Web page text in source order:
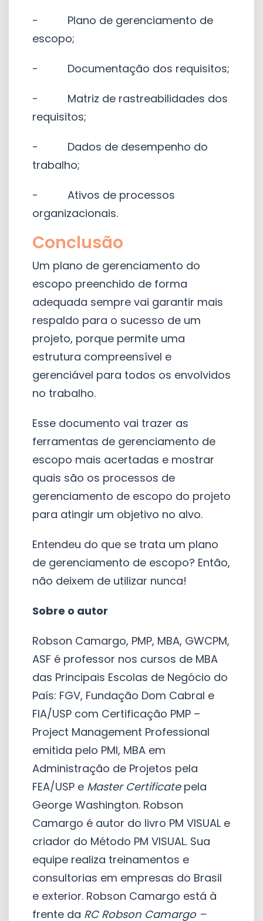
- Plano de gerenciamento de
escopo;
- Documentação dos requisitos;
- Matriz de rastreabilidades dos
requisitos;
- Dados de desempenho do
trabalho;
- Ativos de processos
organizacionais.
Conclusão
Um plano de gerenciamento do
escopo preenchido de forma
adequada sempre vai garantir mais
respaldo para o sucesso de um
projeto, porque permite uma
estrutura compreensível e
gerenciável para todos os envolvidos
no trabalho.
Esse documento vai trazer as
ferramentas de gerenciamento de
escopo mais acertadas e mostrar
quais são os processos de
gerenciamento de escopo do projeto
para atingir um objetivo no alvo.
Entendeu do que se trata um plano
de gerenciamento de escopo? Então,
não deixem de utilizar nunca!
Sobre o autor
Robson Camargo, PMP, MBA, GWCPM,
ASF é professor nos cursos de MBA
das Principais Escolas de Negócio do
País: FGV, Fundação Dom Cabral e
FIA/USP com Certificação PMP –
Project Management Professional
emitida pelo PMI, MBA em
Administração de Projetos pela
FEA/USP e Master Certificatepela
George Washington. Robson
Camargo é autor do livro PM VISUAL e
criador do Método PM VISUAL. Sua
equipe realiza treinamentos e
consultorias em empresas do Brasil
e exterior. Robson Camargo está à
frente da RC Robson Camargo –